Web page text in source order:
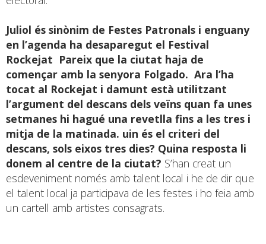
Juliol és sinònim de Festes Patronals i enguany
en l’agenda ha desaparegut el Festival
Rockejat Pareix que la ciutat haja de
començar amb la senyora Folgado. Ara l’ha
tocat al Rockejat i damunt està utilitzant
l’argument del descans dels veïns quan fa unes
setmanes hi hagué una revetlla fins a les tres i
mitja de la matinada. uin és el criteri del
descans, sols eixos tres dies? Quina resposta li
donem al centre de la ciutat? S’han creat un
esdeveniment només amb talent local i he de dir que
el talent local ja participava de les festes i ho feia amb
un cartell amb artistes consagrats.